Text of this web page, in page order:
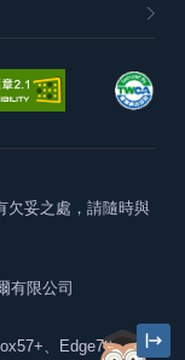
欠妥之處，請隨時與
有限公司
、Edge79+及